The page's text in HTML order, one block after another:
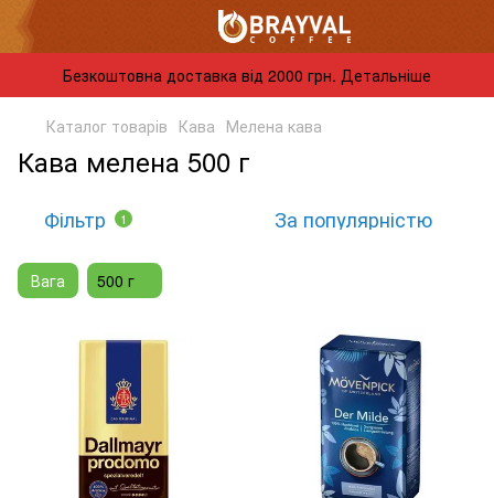
Безкоштовна доставка від 2000 грн. Детальніше
Каталог товарів Кава Мелена кава
Кава мелена 500 г
Фільтр 1 За популярністю
Вага 500 г